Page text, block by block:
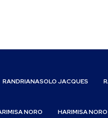
RANDRIANASOLO JACQUES
NORO HARIMISA NORO